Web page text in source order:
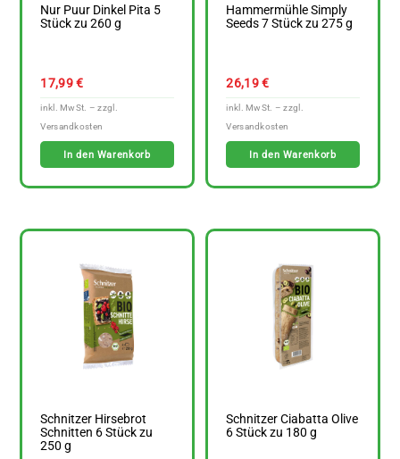
Nur Puur Dinkel Pita 5
Stück zu 260 g
17,99€
In den Warenkorb
Hammermühle Simply
Seeds 7 Stück zu 275 g
26,19€
In den Warenkorb
Schnitzer Hirsebrot
Schnitten 6 Stück zu
250 g
Schnitzer Ciabatta Olive
6 Stück zu 180 g